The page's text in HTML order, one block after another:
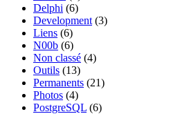
Delphi (6)
Development(3)
Liens (6)
N00b (6)
Non classé (4)
Outils (13)
Permanents (21)
Photos (4)
PostgreSQL (6)